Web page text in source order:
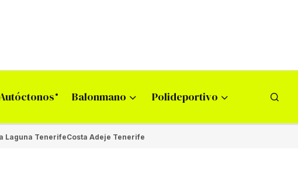
Balonmano Polideportivo
Laguna TenerifeCosta Adeje Tenerife